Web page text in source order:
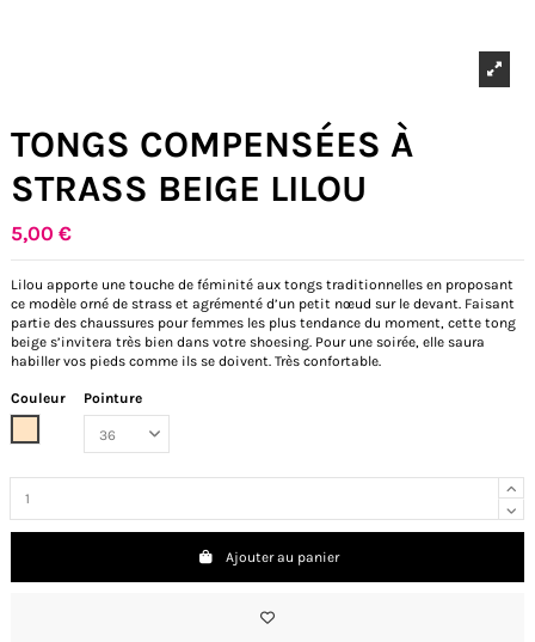
TONGS COMPENSÉES À
STRASS BEIGE LILOU
5,00 €
Lilou apporte une touche de féminité aux tongs traditionnelles en proposant
ce modèle orné de strass et agrémenté d’un petit nœud sur le devant. Faisant
partie des chaussures pour femmes les plus tendance du moment, cette tong
beige s’invitera très bien dans votre shoesing. Pour une soirée, elle saura
habiller vos pieds comme ils se doivent. Très confortable.
Couleur
Pointure
Ajouter au panier